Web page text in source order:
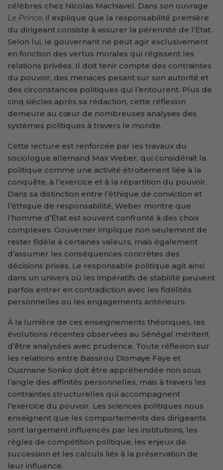
célèbres chez Nicolas Machiavel. Dans son ouvrage
Le Prince, il explique que la responsabilité première
du dirigeant consiste à assurer la pérennité de l’État.
Selon lui, le gouvernant ne peut agir exclusivement
en fonction des vertus morales qui régissent les
relations privées. Il doit tenir compte des contraintes
du pouvoir, des menaces pesant sur son autorité et
des circonstances politiques qui l’entourent. Plus de
cinq siècles après sa rédaction, cette réflexion
demeure au cœur de nombreuses analyses des
systèmes politiques à travers le monde.
Cette lecture est renforcée par les travaux du
sociologue allemand Max Weber, qui considérait la
politique comme une activité étroitement liée à la
conquête, à l’exercice et à la répartition du pouvoir.
Dans sa distinction entre l’éthique de conviction et
l’éthique de responsabilité, Weber montre que
l’homme d’État est souvent confronté à des choix
complexes. Gouverner implique non seulement de
rester fidèle à certaines valeurs, mais également
d’assumer les conséquences concrètes des
décisions prises. Le responsable politique agit ainsi
dans un univers où les impératifs de stabilité peuvent
parfois entrer en contradiction avec les fidélités
personnelles ou les engagements antérieurs.
À la lumière de ces enseignements théoriques, les
évolutions récentes observées au Sénégal méritent
d’être analysées avec prudence. Toute réflexion sur
les relations entre Bassirou Diomaye Faye et
Ousmane Sonko doit être appréhendée non sous
l’angle des affinités personnelles, mais à travers les
contraintes structurelles qui accompagnent
l’exercice du pouvoir. Les sciences politiques nous
enseignent que les comportements des dirigeants
sont largement influencés par les institutions, les
règles de compétition politique, les enjeux de
succession et les calculs liés à la préservation de
leur influence.